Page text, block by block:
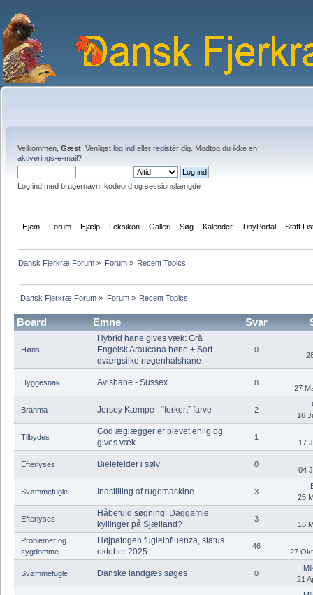
Velkommen, Gæst . Venligst log ind eller registér dig. Modtog du ikke en
aktiverings-e-mail?
Log ind med brugernavn, kodeord og sessionslængde
Hjem Forum Hjælp Leksikon Galleri Søg Kalender TinyPortal Staff
Dansk Fjerkræ Forum » Forum» Recent Topics
Dansk Fjerkræ Forum » Forum» Recent Topics
Board Emne Svar
Høns
Hybrid hane gives væk: Grå
Engelsk Araucana høne + Sort
dværgsilke nøgenhalshane
0
Hyggesnak Avlshane - Sussex 8
27
Brahma Jersey Kæmpe - “forkert” farve 2
16
Tilbydes
God æglægger er blevet enlig og
gives væk
1
17
Efterlyses Bielefelder i sølv 0
04
Svømmefugle Indstilling af rugemaskine 3
25
Efterlyses
Håbefuld søgning: Daggamle
kyllinger på Sjælland?
3
16
Problemer og
sygdomme
Højpatogen fugleinfluenza, status
oktober 2025
46
27
Svømmefugle Danske landgæs søges 0
21